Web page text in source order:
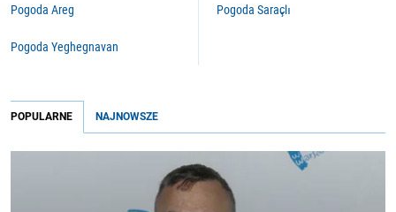
Pogoda Areg
Pogoda Yeghegnavan
Pogoda Saraçlı
POPULARNE NAJNOWSZE